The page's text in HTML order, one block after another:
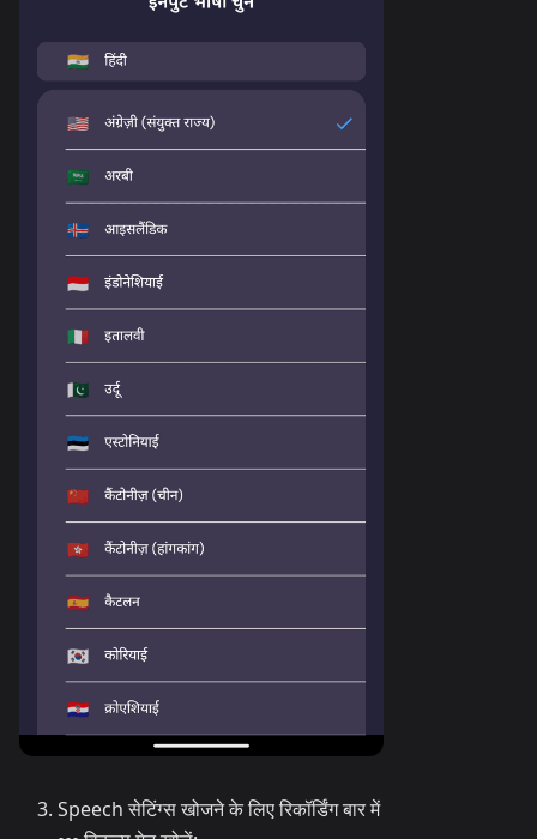
Speech सेटिंग्स खोजने के लिए रिकॉर्डिंग बार में